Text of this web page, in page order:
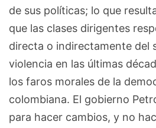
de sus políticas; lo que
que las clases dirigentes
directa o indirectamente del
violencia en las últimas
los faros morales de la
colombiana. El gobierno
para hacer cambios, y no